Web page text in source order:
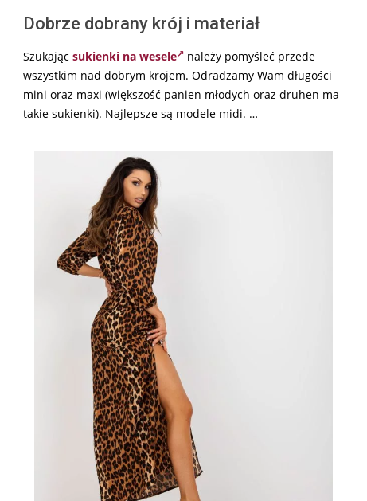
Dobrze dobrany krój i materiał
Szukając sukienki na wesele
należy pomyśleć przede
wszystkim nad dobrym krojem. Odradzamy Wam długości
mini oraz maxi (większość panien młodych oraz druhen ma
takie sukienki). Najlepsze są modele midi. …